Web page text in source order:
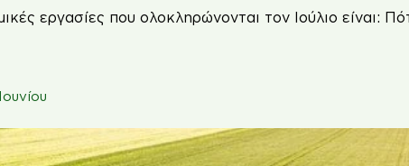
εργασίες που ολοκληρώνονται τον Ιούλιο είναι: